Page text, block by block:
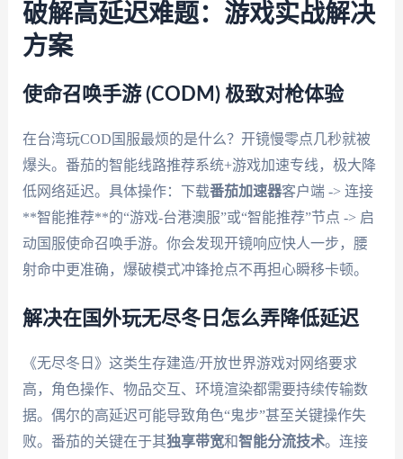
破解高延迟难题：游戏实战解决
方案
使命召唤手游 (CODM) 极致对枪体验
在台湾玩COD国服最烦的是什么？开镜慢零点几秒就被
爆头。番茄的智能线路推荐系统+游戏加速专线，极大降
低网络延迟。具体操作：下载番茄加速器客户端 -> 连接
**智能推荐**的“游戏-台港澳服”或“智能推荐”节点 -> 启
动国服使命召唤手游。你会发现开镜响应快人一步，腰
射命中更准确，爆破模式冲锋抢点不再担心瞬移卡顿。
解决在国外玩无尽冬日怎么弄降低延迟
《无尽冬日》这类生存建造/开放世界游戏对网络要求
高，角色操作、物品交互、环境渲染都需要持续传输数
据。偶尔的高延迟可能导致角色“鬼步”甚至关键操作失
败。番茄的关键在于其独享带宽和智能分流技术。连接